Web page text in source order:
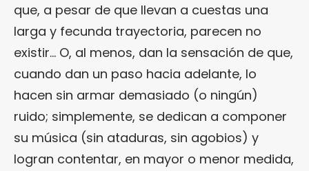
que, a pesar de que llevan a cuestas una
larga y fecunda trayectoria, parecen no
existir… O, al menos, dan la sensación de que,
cuando dan un paso hacia adelante, lo
hacen sin armar demasiado (o ningún)
ruido; simplemente, se dedican a componer
su música (sin ataduras, sin agobios) y
logran contentar, en mayor o menor medida,